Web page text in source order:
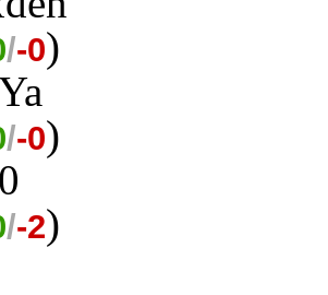
/-0)
/-0)
/-2)